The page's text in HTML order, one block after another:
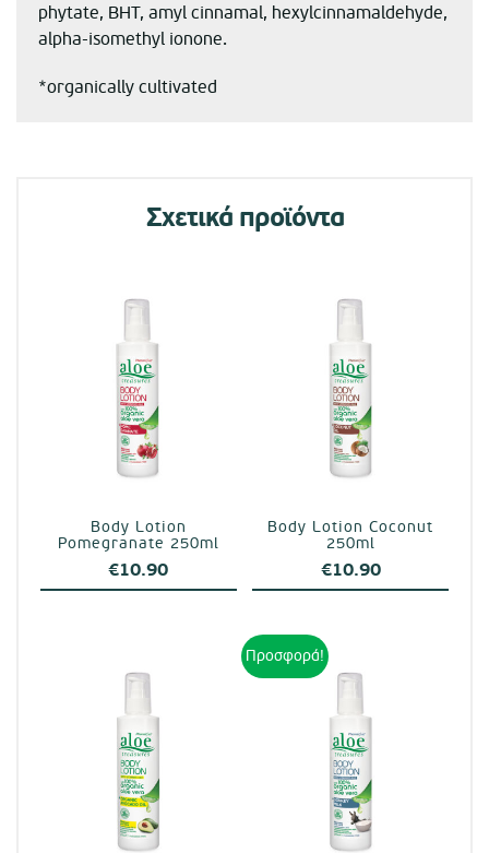
phytate, BHT, amyl cinnamal, hexylcinnamaldehyde,
alpha-isomethyl ionone.
*organically cultivated
Σχετικά προϊόντα
Body Lotion
Pomegranate 250ml
€10.90
Body Lotion Coconut
250ml
€10.90
Προσφορά!